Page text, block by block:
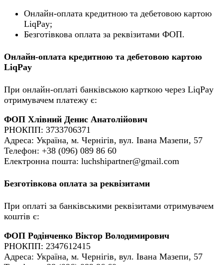
Онлайн-оплата кредитною та дебетовою картою
LiqPay;
Безготівкова оплата за реквізитами ФОП.
Онлайн-оплата кредитною та дебетовою картою
LiqPay
При онлайн-оплаті банківською карткою через LiqPay
отримувачем платежу є:
ФОП Хлівний Денис Анатолійович
РНОКПП: 3733706371
Адреса: Україна, м. Чернігів, вул. Івана Мазепи, 57
Телефон: +38 (096) 089 86 60
Електронна пошта: luchshipartner@gmail.com
Безготівкова оплата за реквізитами
При оплаті за банківськими реквізитами отримувачем
коштів є:
ФОП Родінченко Віктор Володимирович
РНОКПП: 2347612415
Адреса: Україна, м. Чернігів, вул. Івана Мазепи, 57